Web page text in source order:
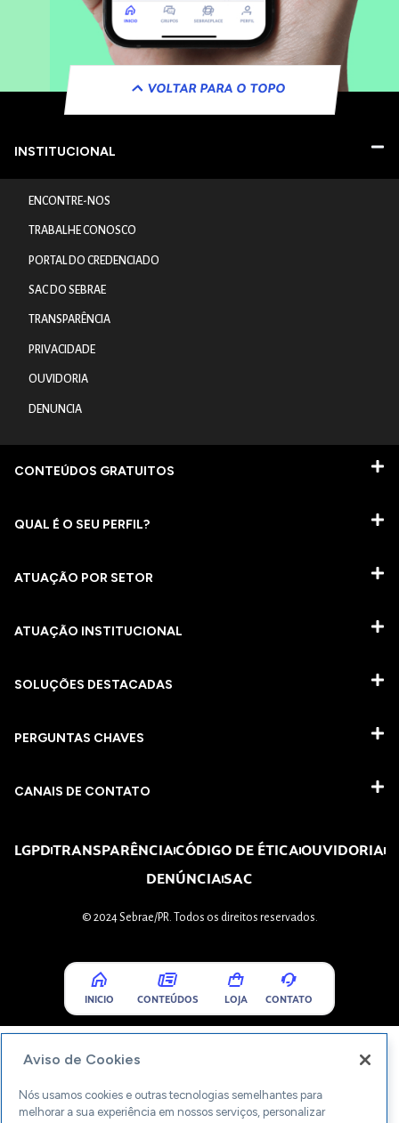
VOLTAR PARA O TOPO
INSTITUCIONAL
ENCONTRE-NOS
TRABALHE CONOSCO
PORTAL DO CREDENCIADO
SAC DO SEBRAE
TRANSPARÊNCIA
PRIVACIDADE
OUVIDORIA
DENUNCIA
CONTEÚDOS GRATUITOS
QUAL É O SEU PERFIL?
ATUAÇÃO POR SETOR
ATUAÇÃO INSTITUCIONAL
SOLUÇÕES DESTACADAS
PERGUNTAS CHAVES​
CANAIS DE CONTATO
LGPDTRANSPARÊNCIACÓDIGO DE ÉTICAOUVIDORIA
DENÚNCIASAC
© 2024 Sebrae/PR. Todos os direitos reservados.
INICIO CONTEÚDOS LOJA CONTATO
Aviso de Cookies
Nós usamos cookies e outras tecnologias semelhantes para
melhorar a sua experiência em nossos serviços, personalizar